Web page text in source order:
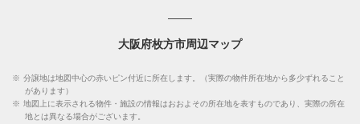
大阪府枚方市周辺マップ
※ 分譲地は地図中心の赤いピン付近に所在します。（実際の物件所在地から多少ずれること
があります）
※ 地図上に表示される物件・施設の情報はおおよその所在地を表すものであり、実際の所在
地とは異なる場合がございます。